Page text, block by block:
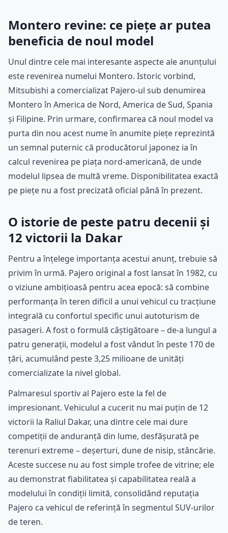
Montero revine: ce piețe ar putea
beneficia de noul model
Unul dintre cele mai interesante aspecte ale anunțului
este revenirea numelui Montero. Istoric vorbind,
Mitsubishi a comercializat Pajero-ul sub denumirea
Montero în America de Nord, America de Sud, Spania
și Filipine. Prin urmare, confirmarea că noul model va
purta din nou acest nume în anumite piețe reprezintă
un semnal puternic că producătorul japonez ia în
calcul revenirea pe piața nord-americană, de unde
modelul lipsea de multă vreme. Disponibilitatea exactă
pe piețe nu a fost precizată oficial până în prezent.
O istorie de peste patru decenii și
12 victorii la Dakar
Pentru a înțelege importanța acestui anunț, trebuie să
privim în urmă. Pajero original a fost lansat în 1982, cu
o viziune ambițioasă pentru acea epocă: să combine
performanța în teren dificil a unui vehicul cu tracțiune
integrală cu confortul specific unui autoturism de
pasageri. A fost o formulă câștigătoare – de-a lungul a
patru generații, modelul a fost vândut în peste 170 de
țări, acumulând peste 3,25 milioane de unități
comercializate la nivel global.
Palmaresul sportiv al Pajero este la fel de
impresionant. Vehiculul a cucerit nu mai puțin de 12
victorii la Raliul Dakar, una dintre cele mai dure
competiții de anduranță din lume, desfășurată pe
terenuri extreme – deșerturi, dune de nisip, stâncărie.
Aceste succese nu au fost simple trofee de vitrine; ele
au demonstrat fiabilitatea și capabilitatea reală a
modelului în condiții limită, consolidând reputația
Pajero ca vehicul de referință în segmentul SUV-urilor
de teren.